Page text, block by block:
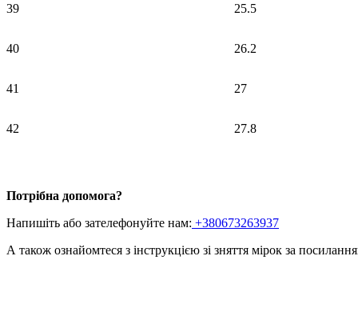
39 25.5
40 26.2
41 27
42 27.8
Потрібна допомога?
Напишіть або зателефонуйте нам: +380673263937
А також ознайомтеся з інструкцією зі зняття мірок за